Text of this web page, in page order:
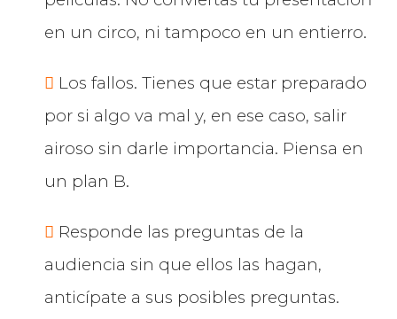
en un circo, ni tampoco en un entierro.
Los fallos. Tienes que estar preparado
por si algo va mal y, en ese caso, salir
airoso sin darle importancia. Piensa en
un plan B.
Responde las preguntas de la
audiencia sin que ellos las hagan,
anticípate a sus posibles preguntas.